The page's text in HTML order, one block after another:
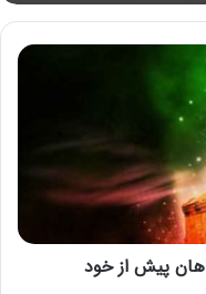
پیش از خود